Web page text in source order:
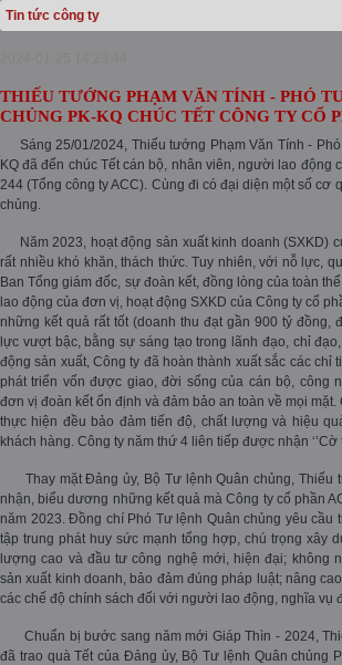
Tin tức công ty
THIẾU TƯỚNG PHẠM VĂN TÍNH - PHÓ
CHỦNG PK-KQ CHÚC TẾT CÔNG TY CỔ
Sáng 25/01/2024, Thiếu tướng Phạm Văn Tính -
KQ đã đến chúc Tết cán bộ, nhân viên, người lao động
244 (Tổng công ty ACC). Cùng đi có đại diện một số cơ
chủng.
Năm 2023, hoạt động sản xuất kinh doanh (SXKD)
rất nhiều khó khăn, thách thức. Tuy nhiên, với nỗ lực,
Ban Tổng giám đốc, sự đoàn kết, đồng lòng của toàn
lao động của đơn vị, hoạt động SXKD của Công ty cổ
những kết quả rất tốt (doanh thu đạt gần 900 tỷ đồng,
lực vượt bậc, bằng sự sáng tạo trong lãnh đạo, chỉ
động sản xuất, Công ty đã hoàn thành xuất sắc các chỉ
phát triển vốn được giao, đời sống của cán bộ, công
đơn vị đoàn kết ổn định và đảm bảo an toàn về mọi
thực hiện đều bảo đảm tiến độ, chất lượng và hiệu
khách hàng. Công ty năm thứ 4 liên tiếp được nhận
Thay mặt Đảng ủy, Bộ Tư lệnh Quân chủng, Thiếu
nhận, biểu dương những kết quả mà Công ty cổ phần
năm 2023. Đồng chí Phó Tư lệnh Quân chủng yêu cầu
tập trung phát huy sức mạnh tổng hợp, chú trọng xây
lượng cao và đầu tư công nghệ mới, hiện đại; không
sản xuất kinh doanh, bảo đảm đúng pháp luật; nâng
các chế độ chính sách đối với người lao động, nghĩa vụ
Chuẩn bị bước sang năm mới Giáp Thìn - 2024,
đã trao quà Tết của Đảng ủy, Bộ Tư lệnh Quân chủng